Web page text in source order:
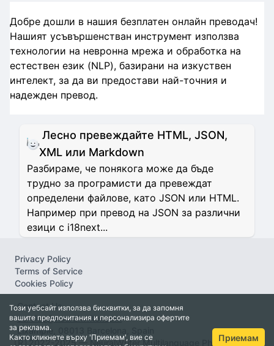
Този уебсайт използва бисквитки, за да запомня
вашите предпочитания и персонализира офертите
за реклама.
Както кликнете върху 'Приемам', вие се
Приемам
Добре дошли в нашия безплатен онлайн преводач!
Нашият усъвършенстван инструмент използва
технологии на невронна мрежа и обработка на
естествен език (NLP), базирани на изкуствен
интелект, за да ви предостави най-точния и
надежден превод.
Лесно превеждайте HTML, JSON,
XML или Markdown
Разбираме, че понякога може да бъде
трудно за програмисти да превеждат
определени файлове, като JSON или HTML.
Например при превод на JSON за различни
езици с i18next...
Contact Us
service@neuralwriter.com
Eixample, 08013 Barcelona, Spain
Ⓡ 2022-2025 — NeuralWriter Multilanguage Pharaprasing
Privacy Policy
Terms of Service
Cookies Policy